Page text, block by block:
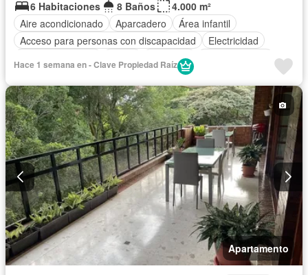
6 Habitaciones
8 Baños
4.000 m²
Aire acondicionado
Aparcadero
Área infantil
Acceso para personas con discapacidad
Electricidad
Barbecue
Cuarto de servicio
Hace 1 semana en - Clave Propiedad Raíz
Apartamento